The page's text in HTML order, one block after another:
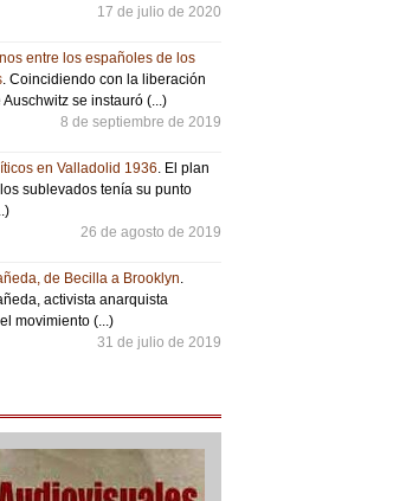
17 de julio de 2020
entre los españoles de los
. Coincidiendo con la liberación
se instauró (...)
8 de septiembre de 2019
en Valladolid 1936 . El plan
sublevados tenía su punto
26 de agosto de 2019
de Becilla a Brooklyn
activista anarquista
movimiento (...)
31 de julio de 2019